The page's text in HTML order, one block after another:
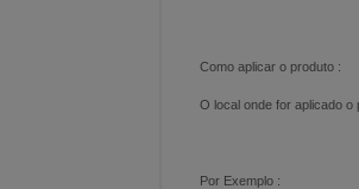
Como aplicar o produto :
O local onde for aplicado o
Por Exemplo :